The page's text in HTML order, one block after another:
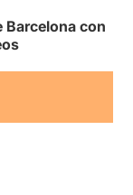
Barcelona con